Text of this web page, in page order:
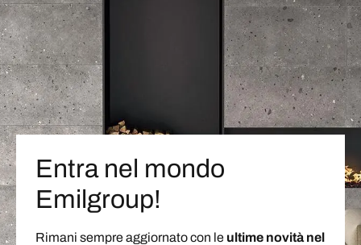
Entra nel mondo
Emilgroup!
Rimani sempre aggiornato con le ultime novità nel